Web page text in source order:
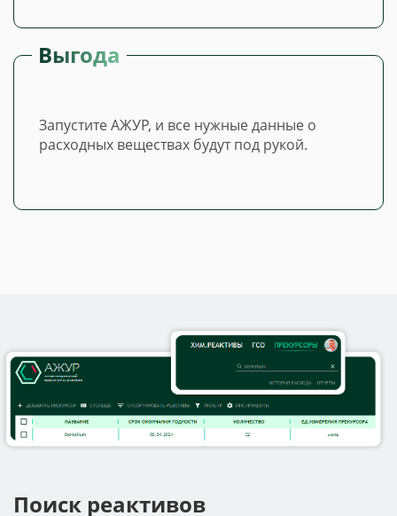
Выгода
Запустите АЖУР, и все нужные данные о
расходных веществах будут под рукой.
Поиск реактивов